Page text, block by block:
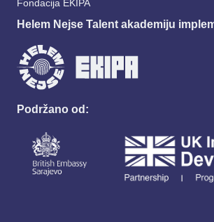
Fondacija EKIPA
Helem Nejse Talent akademiju
Podržano od: